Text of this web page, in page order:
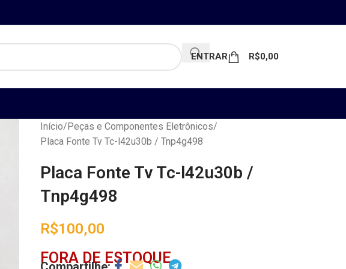
ENTRAR R$0,00
Início Peças e Componentes Eletrônicos
Placa Fonte Tv Tc-l42u30b / Tnp4g498
Placa Fonte Tv Tc-l42u30b /
Tnp4g498
R$100,00
FORA DE ESTOQUE